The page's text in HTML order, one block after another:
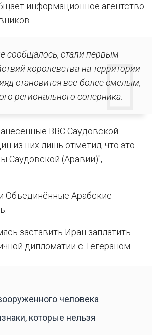
информационное агентство
сообщалось, стали первым
королевства на территории
становится все более смелым,
регионального соперника.
ВВС Саудовской
из них лишь отметил, что это
Саудовской (Аравии)", —
Объединённые Арабские
заставить Иран заплатить
дипломатии с Тегераном.
человека
которые нельзя